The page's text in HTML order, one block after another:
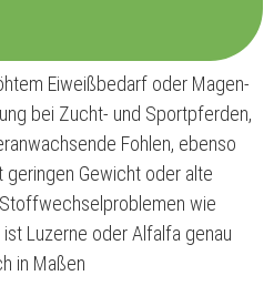
Eiweißbedarf oder Magen-
bei Zucht- und Sportpferden,
Fohlen, ebenso
Gewicht oder alte
wie
Luzerne oder Alfalfa genau
in Maßen